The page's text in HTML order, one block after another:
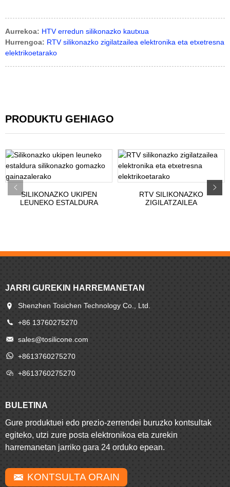
Aurrekoa: HTV erredun silikonazko kautxua
Hurrengoa: RTV silikonazko zigilatzailea elektronika eta etxetresna
elektrikoetarako
PRODUKTU GEHIAGO
SILIKONAZKO UKIPEN
LEUNEKO ESTALDURA
RTV SILIKONAZKO
ZIGILATZAILEA
JARRI GUREKIN HARREMANETAN
Shenzhen Tosichen Technology Co., Ltd.
+86 13760275270
sales@tosilicone.com
+8613760275270
+8613760275270
BULETINA
Gure produktuei edo prezio-zerrendei buruzko kontsultak
egiteko, utzi zure posta elektronikoa eta zurekin
harremanetan jarriko gara 24 orduko epean.
KONTSULTA ORAIN